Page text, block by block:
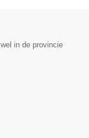
in de provincie